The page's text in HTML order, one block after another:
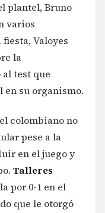
plantel, Bruno
varios
Valoyes
la
test que
en su organismo.
colombiano no
pese a la
en el juego y
Talleres
por 0-1 en el
que le otorgó